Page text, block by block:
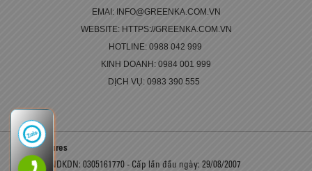
EMAI: INFO@GREENKA.COM.VN
WEBSITE: HTTPS://GREENKA.COM.VN
HOTLINE: 0988 042 999
KINH DOANH: 0984 001 999
DỊCH VỤ: 0983 390 555
Brochures
Số GCNDKDN: 0305161770 - Cấp lần đầu ngày: 29/08/2007